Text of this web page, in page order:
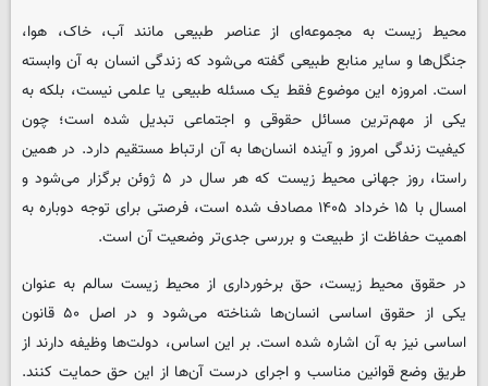
محیط زیست به مجموعه‌ای از عناصر طبیعی مانند آب، خاک، هوا،
جنگل‌ها و سایر منابع طبیعی گفته می‌شود که زندگی انسان به آن وابسته
است. امروزه این موضوع فقط یک مسئله طبیعی یا علمی نیست، بلکه به
یکی از مهم‌ترین مسائل حقوقی و اجتماعی تبدیل شده است؛ چون
کیفیت زندگی امروز و آینده انسان‌ها به آن ارتباط مستقیم دارد. در همین
راستا، روز جهانی محیط زیست که هر سال در ۵ ژوئن برگزار می‌شود و
امسال با ۱۵ خرداد ۱۴۰۵ مصادف شده است، فرصتی برای توجه دوباره به
اهمیت حفاظت از طبیعت و بررسی جدی‌تر وضعیت آن است.
در حقوق محیط زیست، حق برخورداری از محیط زیست سالم به عنوان
یکی از حقوق اساسی انسان‌ها شناخته می‌شود و در اصل ۵۰ قانون
اساسی نیز به آن اشاره شده است. بر این اساس، دولت‌ها وظیفه دارند از
طریق وضع قوانین مناسب و اجرای درست آن‌ها از این حق حمایت کنند.